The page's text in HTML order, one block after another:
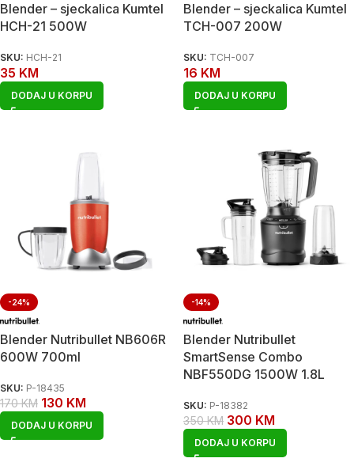
Blender – sjeckalica Kumtel
HCH-21 500W
SKU: HCH-21
35 KM
DODAJ U KORPU
Blender – sjeckalica Kumtel
TCH-007 200W
SKU: TCH-007
16 KM
DODAJ U KORPU
-24%
Blender Nutribullet NB606R
600W 700ml
SKU: P-18435
170KM 130 KM
DODAJ U KORPU
-14%
Blender Nutribullet
SmartSense Combo
NBF550DG 1500W 1.8L
SKU: P-18382
350KM 300 KM
DODAJ U KORPU